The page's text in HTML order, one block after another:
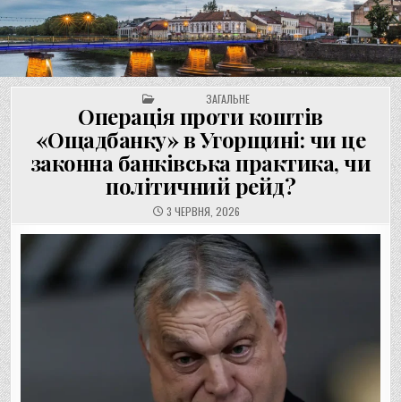
Перейти
до
вмісту
UNGVAR.UZ.UA
POSTED INЗАГАЛЬНЕ
Операція проти коштів
«Ощадбанку» в Угорщині: чи це
законна банківська практика, чи
політичний рейд?
3 ЧЕРВНЯ, 2026